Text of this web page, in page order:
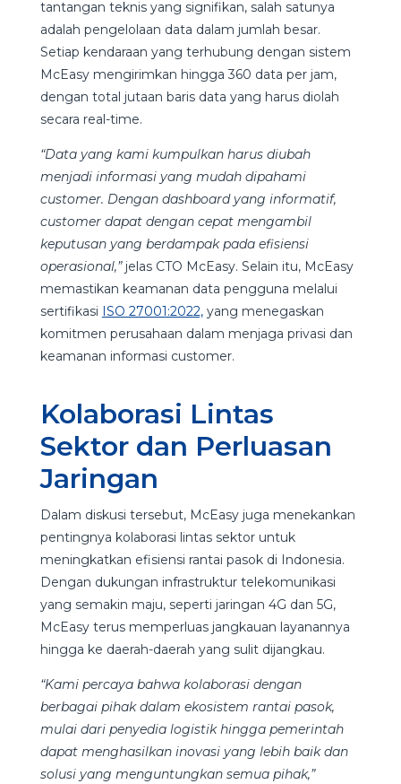
tantangan teknis yang signifikan, salah satunya
adalah pengelolaan data dalam jumlah besar.
Setiap kendaraan yang terhubung dengan sistem
McEasy mengirimkan hingga 360 data per jam,
dengan total jutaan baris data yang harus diolah
secara real-time.
“Data yang kami kumpulkan harus diubah
menjadi informasi yang mudah dipahami
customer. Dengan dashboard yang informatif,
customer dapat dengan cepat mengambil
keputusan yang berdampak pada efisiensi
operasional,” jelas CTO McEasy. Selain itu, McEasy
memastikan keamanan data pengguna melalui
sertifikasi ISO 27001:2022,yang menegaskan
komitmen perusahaan dalam menjaga privasi dan
keamanan informasi customer.
Kolaborasi Lintas
Sektor dan Perluasan
Jaringan
Dalam diskusi tersebut, McEasy juga menekankan
pentingnya kolaborasi lintas sektor untuk
meningkatkan efisiensi rantai pasok di Indonesia.
Dengan dukungan infrastruktur telekomunikasi
yang semakin maju, seperti jaringan 4G dan 5G,
McEasy terus memperluas jangkauan layanannya
hingga ke daerah-daerah yang sulit dijangkau.
“Kami percaya bahwa kolaborasi dengan
berbagai pihak dalam ekosistem rantai pasok,
mulai dari penyedia logistik hingga pemerintah
dapat menghasilkan inovasi yang lebih baik dan
solusi yang menguntungkan semua pihak,”